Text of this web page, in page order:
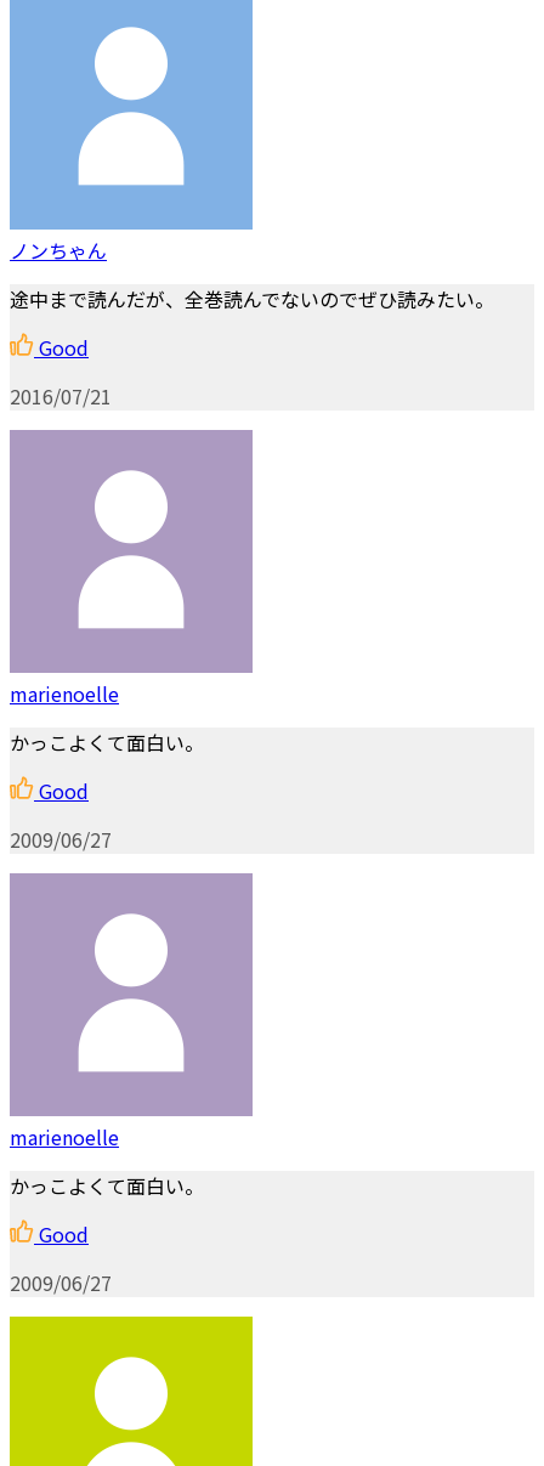
ノンちゃん
途中まで読んだが、全巻読んでないのでぜひ読みたい。
Good
2016/07/21
marienoelle
かっこよくて面白い。
Good
2009/06/27
marienoelle
かっこよくて面白い。
Good
2009/06/27